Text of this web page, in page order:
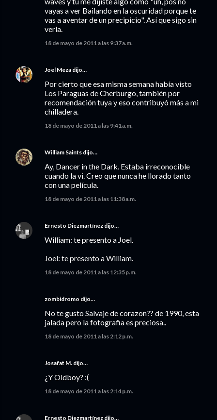
vayas a ver Bailando en la oscuridad porque te
vas a aventar de un precipicio". Así que sigo sin
verla.
18 de mayo de 2011 a las 9:37 a.m.
Joel Meza dijo…
Por cierto que esa misma semana había visto
Los Paraguas de Cherburgo, también por
recomendación tuya y eso contribuyó más a mi
chilladera.
18 de mayo de 2011 a las 9:41 a.m.
William Saints dijo…
Ay, Dancer in the Dark. Estaba irreconocible
cuando la vi. Creo que nunca he llorado tanto
con una película.
18 de mayo de 2011 a las 11:38 a.m.
Ernesto Diezmartínez dijo…
William: te presento a Joel.
Joel: te presento a William.
18 de mayo de 2011 a las 12:35 p.m.
zombidromo dijo…
No te gusto Salvaje de corazon?? de 1990, esta
jalada pero la fotografia es preciosa..
18 de mayo de 2011 a las 2:12 p.m.
Josafat M. dijo…
¿Y Oldboy? :(
18 de mayo de 2011 a las 2:14 p.m.
Ernesto Diezmartínez dijo…